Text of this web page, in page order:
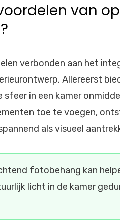
van
verbonden aan het
Allereerst
in een kamer
toe te voegen,
als visueel
fotobehang kan
licht in de kamer